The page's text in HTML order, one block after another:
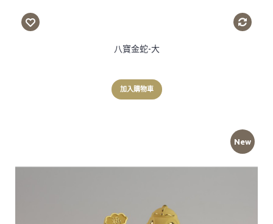
八寶金蛇-大
加入購物車
New